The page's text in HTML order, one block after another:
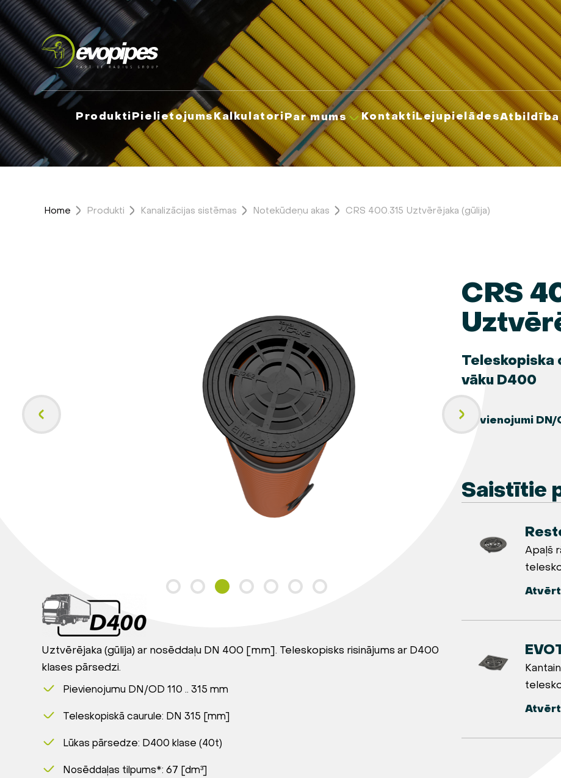
ProduktiPielietojumsKalkulatoriPar mums KontaktiLejupielādesAtbildība
Home Produkti Kanalizācijas sistēmas Notekūdeņu akas CRS 400.315 Uztvērējaka (gūlija)
Uztvērējaka (gūlija) ar nosēddaļu DN 400 [mm]. Teleskopisks risinājums ar D400
klases pārsedzi.
Pievienojumu DN/OD 110 .. 315 mm
Teleskopiskā caurule: DN 315 [mm]
Lūkas pārsedze: D400 klase (40t)
Nosēddaļas tilpums*: 67 [dm³]
CRS
Teleskopiska
vāku D400
Pievienojumi DN/
Saistītie
Apaļš
Atvērt
Atvērt